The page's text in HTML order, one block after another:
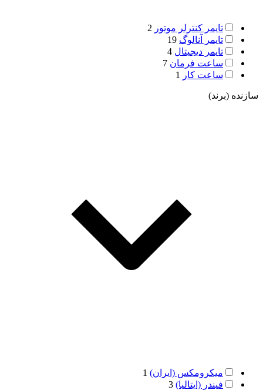
تایمر کنترلر موتور 2
تایمر آنالوگ 19
تایمر دیجیتال 4
ساعت فرمان 7
ساعت کار
1
سازنده (برند)
میکرومکس (ایران) 1
فیندر (ایتالیا) 3